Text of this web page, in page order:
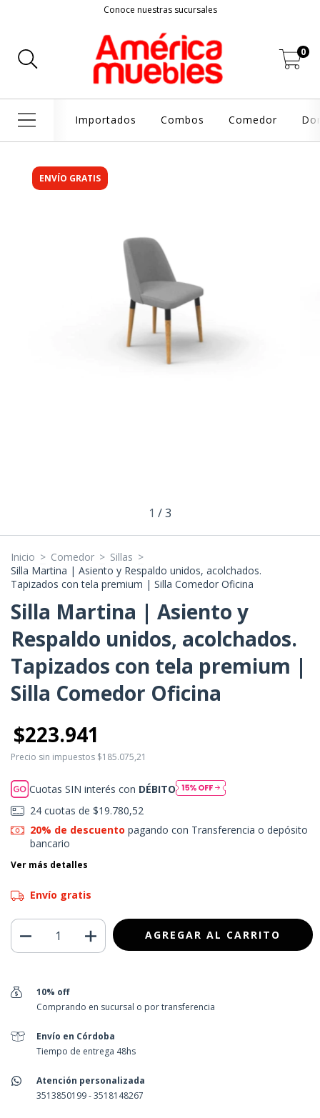
Conoce nuestras sucursales
0
Importados Combos Comedor
ENVÍO GRATIS
1 /3
Inicio > Comedor > Sillas >
Silla Martina | Asiento y Respaldo unidos, acolchados.
Tapizados con tela premium | Silla Comedor Oficina
Silla Martina | Asiento y
Respaldo unidos, acolchados.
Tapizados con tela premium |
Silla Comedor Oficina
$223.941
Precio sin impuestos $185.075,21
Cuotas SIN interés con DÉBITO
24 cuotas de $19.780,52
20% de descuento pagando con Transferencia o depósito
bancario
Ver más detalles
Envío gratis
10% off
Comprando en sucursal o por transferencia
Envío en Córdoba
Tiempo de entrega 48hs
Atención personalizada
3513850199 - 3518148267